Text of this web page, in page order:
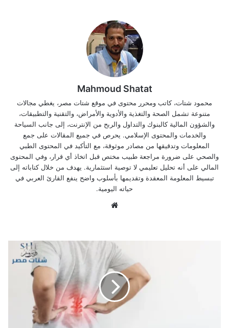
Mahmoud Shatat
محمود شتات، كاتب ومحرر محتوى في موقع شتات مصر، يغطي مجالات
متنوعة تشمل الصحة والتغذية والأدوية والأمراض، والتقنية والتطبيقات،
والشؤون المالية كالبنوك والتداول والربح من الإنترنت، إلى جانب السياحة
والخدمات والمحتوى الإسلامي. يحرص في جميع المقالات على جمع
المعلومات وتدقيقها من مصادر موثوقة، مع التأكيد في المحتوى الطبي
والصحي على ضرورة مراجعة طبيب مختص قبل اتخاذ أي قرار، وفي المحتوى
المالي على أنه تحليل تعليمي لا توصية استثمارية. يهدف من خلال كتاباته إلى
تبسيط المعلومة المعقدة وتقديمها بأسلوب واضح ينفع القارئ العربي في
حياته اليومية.
ب